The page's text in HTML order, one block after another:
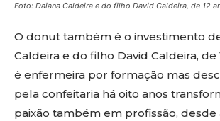
Foto: Daiana Caldeira e do filho David Caldeira, de 12
O donut também é o investimento
Caldeira e do filho David Caldeira, de
é enfermeira por formação mas
pela confeitaria há oito anos
paixão também em profissão, desde